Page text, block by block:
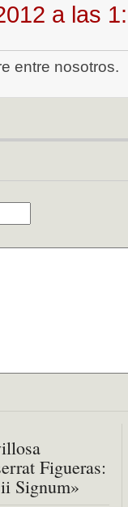
a las
entre nosotros.
Figueras:
Signum»